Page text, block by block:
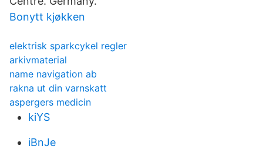
Bonytt kjøkken
elektrisk sparkcykel regler
arkivmaterial
name navigation ab
rakna ut din varnskatt
aspergers medicin
kiYS
iBnJe